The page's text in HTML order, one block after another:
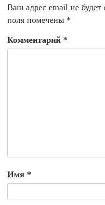
Ваш адрес email не будет
поля помечены *
Комментарий *
Имя *